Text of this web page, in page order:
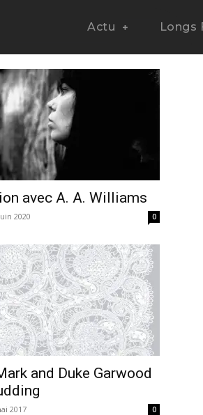
Actu Longs
avec A. A. Williams
2020 0
and Duke Garwood
2017 0